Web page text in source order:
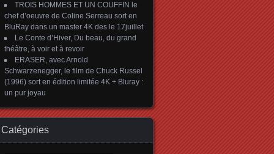
TROIS HOMMES ET UN COUFFIN le
chef d’oeuvre de Coline Serreau sort en
BluRay dans un master 4K des le 17juillet
Le Conte d’Hiver, Du beau, du grand
théâtre, à voir et à revoir
ERASER, avec Arnold
Schwarzenegger, le film de Chuck Russel
(1996) sort en édition limitée 4K + Bluray :
un pur joyau
Catégories